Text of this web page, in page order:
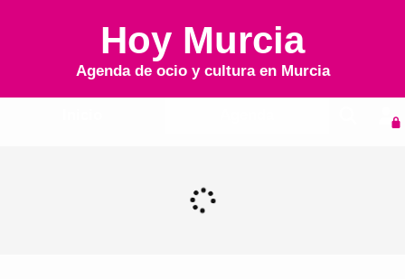
Hoy Murcia
Agenda de ocio y cultura en Murcia